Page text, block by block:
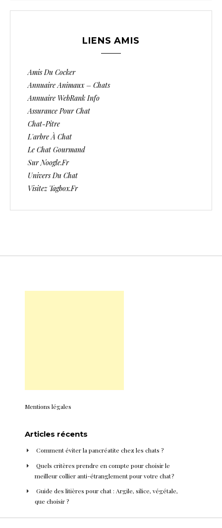
LIENS AMIS
Amis Du Cocker
Annuaire Animaux – Chats
Annuaire WebRank Info
Assurance Pour Chat
Chat-Pitre
L'arbre À Chat
Le Chat Gourmand
Sur Noogle.fr
Univers Du Chat
Visitez Tagbox.fr
Mentions légales
Articles récents
Comment éviter la pancréatite chez les chats ?
Quels critères prendre en compte pour choisir le
meilleur collier anti-étranglement pour votre chat ?
Guide des litières pour chat : Argile, silice, végétale,
que choisir ?